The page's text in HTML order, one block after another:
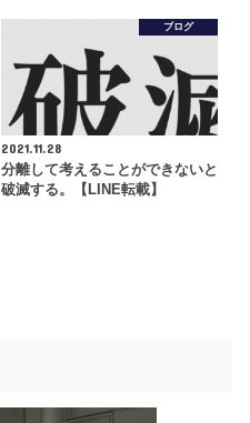
ブログ
2021.11.28
分離して考えることができないと
破滅する。【LINE転載】